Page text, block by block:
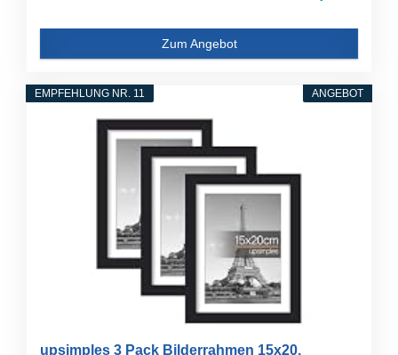
Zum Angebot
ANGEBOT
EMPFEHLUNG NR. 11
upsimples 3 Pack Bilderrahmen 15x20,